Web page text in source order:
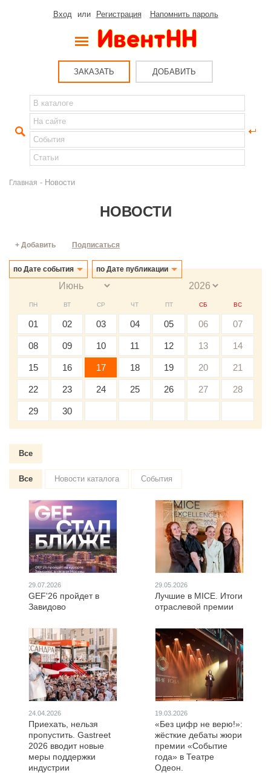
Вход или Регистрация Напомнить пароль
ЗАКАЗАТЬ ДОБАВИТЬ
Главная - Новости
НОВОСТИ
по Дате события по Дате публикации
+ Добавить Подписаться
ПН ВТ СР ЧТ ПТ СБ ВС
01 02 03 04 05 06 07
08 09 10 11 12 13 14
15 16 17 18 19 20 21
22 23 24 25 26 27 28
29 30
Все
Все Новости каталога События
29.07.2026
GEF'26 пройдет в
Завидово
29.05.2026
Лучшие в MICE. Итоги
отраслевой премии
24.04.2026
Приехать, нельзя
пропустить. Gastreet
2026 вводит новые
меры поддержки
индустрии
19.03.2026
«Без цифр не верю!»:
жёсткие дебаты жюри
премии «Событие
года» в Театре
Одеон.